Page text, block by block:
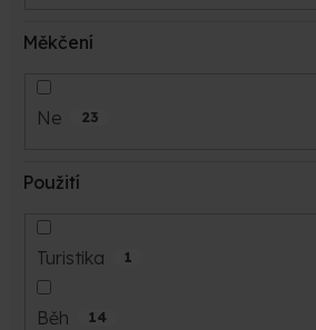
Měkčení
Ne 23
Použití
Turistika 1
Běh 14